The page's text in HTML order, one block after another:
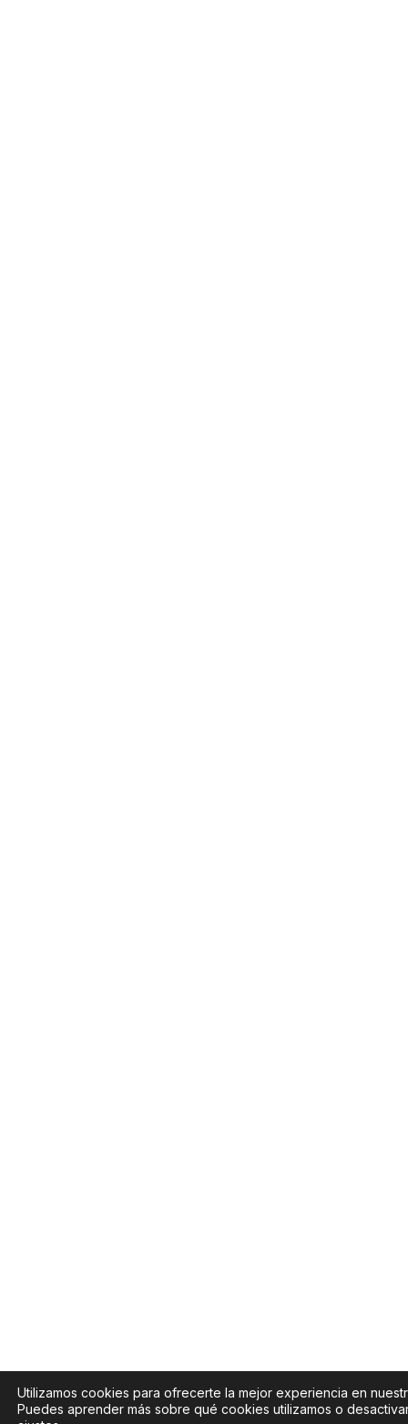
Utilizamos cookies para ofrecerte la mejor experiencia en
Puedes aprender más sobre qué cookies utilizamos o